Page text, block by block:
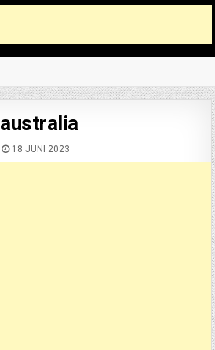
australia
18 JUNI 2023